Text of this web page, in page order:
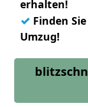
erhalten!
✓ Finden
Umzug!